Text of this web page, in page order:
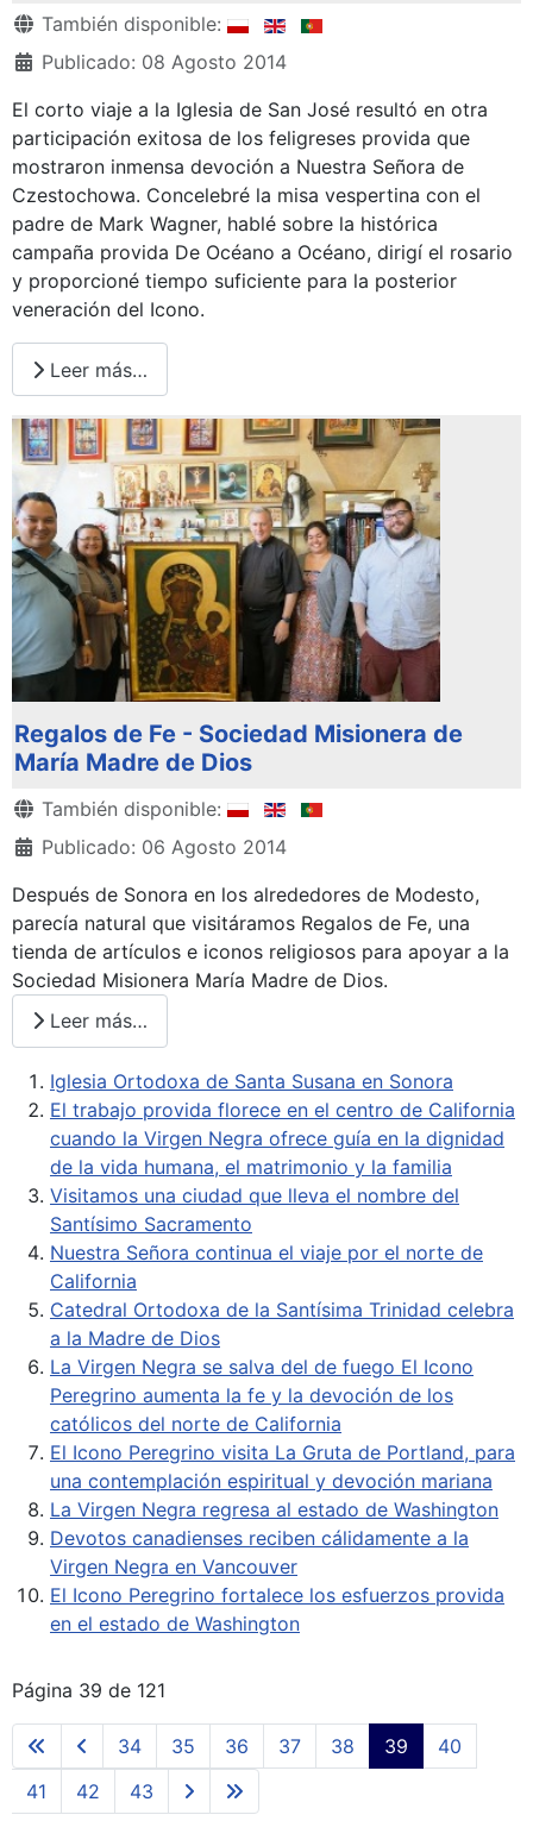
Detalles
También disponible:
Publicado: 08 Agosto 2014
El corto viaje a la Iglesia de San José resultó en otra
participación exitosa de los feligreses provida que
mostraron inmensa devoción a Nuestra Señora de
Czestochowa. Concelebré la misa vespertina con el
padre de Mark Wagner, hablé sobre la histórica
campaña provida De Océano a Océano, dirigí el rosario
y proporcioné tiempo suficiente para la posterior
veneración del Icono.
Leer más…
Regalos de Fe - Sociedad Misionera de
María Madre de Dios
Detalles
También disponible:
Publicado: 06 Agosto 2014
Después de Sonora en los alrededores de Modesto,
parecía natural que visitáramos Regalos de Fe, una
tienda de artículos e iconos religiosos para apoyar a la
Sociedad Misionera María Madre de Dios.
Leer más…
Iglesia Ortodoxa de Santa Susana en Sonora
El trabajo provida florece en el centro de California
cuando la Virgen Negra ofrece guía en la dignidad
de la vida humana, el matrimonio y la familia
Visitamos una ciudad que lleva el nombre del
Santísimo Sacramento
Nuestra Señora continua el viaje por el norte de
California
Catedral Ortodoxa de la Santísima Trinidad celebra
a la Madre de Dios
La Virgen Negra se salva del de fuego El Icono
Peregrino aumenta la fe y la devoción de los
católicos del norte de California
El Icono Peregrino visita La Gruta de Portland, para
una contemplación espiritual y devoción mariana
La Virgen Negra regresa al estado de Washington
Devotos canadienses reciben cálidamente a la
Virgen Negra en Vancouver
El Icono Peregrino fortalece los esfuerzos provida
en el estado de Washington
Página 39 de 121
34 35 36 37 38 39
40
41
42 43